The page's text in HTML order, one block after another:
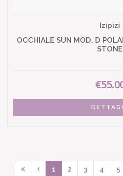
Izipizi
OCCHIALE SUN MOD. D
STONE
1 2 3 4 5